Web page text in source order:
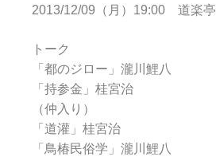
キ
プ
2013/12/09（月）19:00 道楽亭
トーク
「都のジロー」瀧川鯉八
「持参金」桂宮治
（仲入り）
「道灌」桂宮治
「鳥椿民俗学」瀧川鯉八